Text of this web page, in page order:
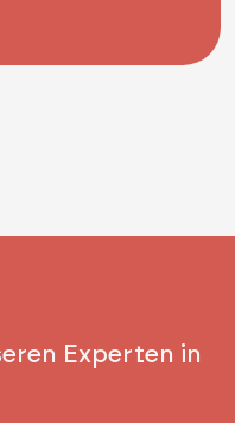
Experten in